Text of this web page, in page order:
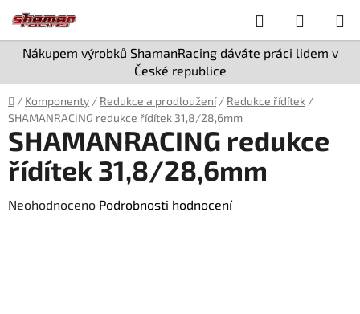
na
obsah
Nákupem výrobků ShamanRacing dáváte práci lidem v
České republice
Hledat
KOŠÍK
Domů
/ Komponenty / Redukce a prodloužení / Redukce řídítek /
SHAMANRACING redukce řídítek 31,8/28,6mm
SHAMANRACING redukce
řídítek 31,8/28,6mm
Průměrné
Neohodnoceno Podrobnosti hodnocení